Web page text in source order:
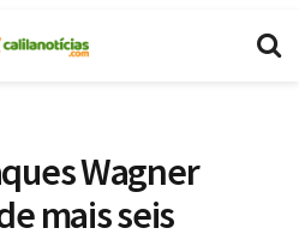
Wagner
mais seis